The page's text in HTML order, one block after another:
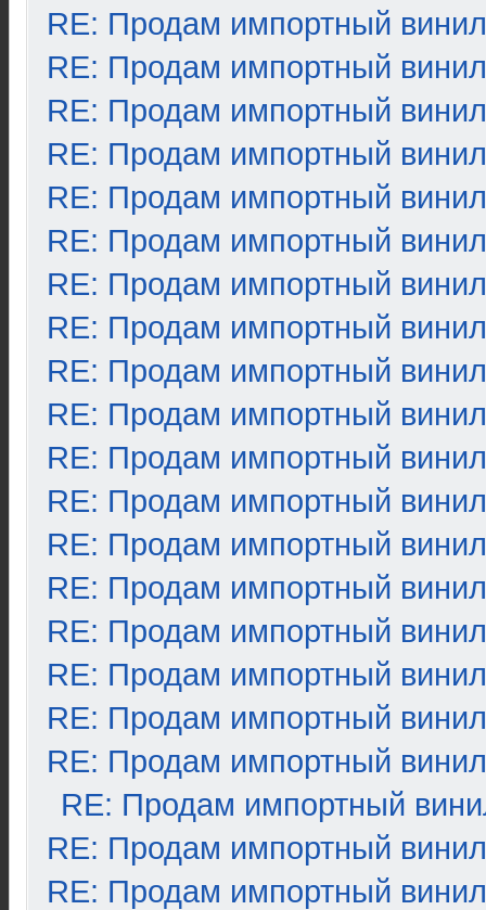
RE: Продам импортный винил
RE: Продам импортный винил
RE: Продам импортный винил
RE: Продам импортный винил
RE: Продам импортный винил
RE: Продам импортный винил
RE: Продам импортный винил
RE: Продам импортный винил
RE: Продам импортный винил
RE: Продам импортный винил
RE: Продам импортный винил
RE: Продам импортный винил
RE: Продам импортный винил
RE: Продам импортный винил
RE: Продам импортный винил
RE: Продам импортный винил
RE: Продам импортный винил
RE: Продам импортный винил
RE: Продам импортный
RE: Продам импортный винил
RE: Продам импортный винил